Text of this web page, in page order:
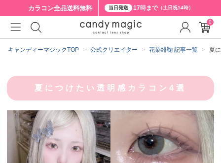
カラコン全品送料無料 当日発送 17時まで（土日祝14時）
キャンディーマジックTOP 公式クリエイター 花染緋鞠 記事一覧 夏
夏につけたい透明感カラコン4選
0